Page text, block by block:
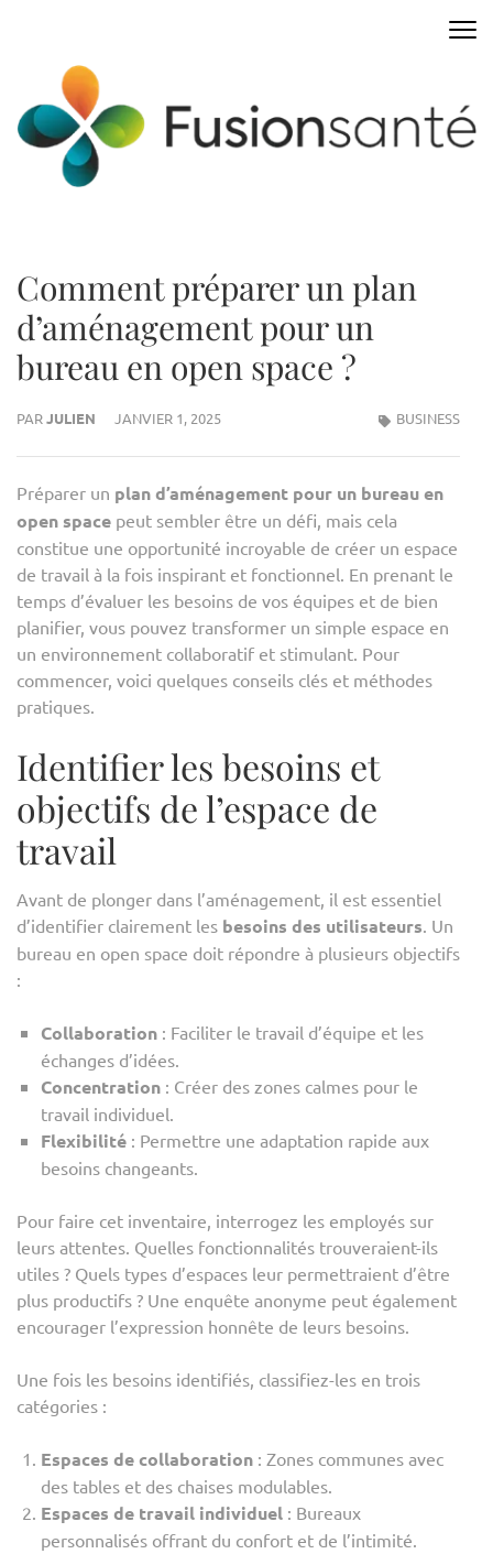
(Pressez
Entrée)
Comment préparer un plan
d’aménagement pour un
bureau en open space ?
PARJULIEN JANVIER 1, 2025 BUSINESS
Préparer un plan d’aménagement pour un bureau en
open space peut sembler être un défi, mais cela
constitue une opportunité incroyable de créer un espace
de travail à la fois inspirant et fonctionnel. En prenant le
temps d’évaluer les besoins de vos équipes et de bien
planifier, vous pouvez transformer un simple espace en
un environnement collaboratif et stimulant. Pour
commencer, voici quelques conseils clés et méthodes
pratiques.
Identifier les besoins et
objectifs de l’espace de
travail
Avant de plonger dans l’aménagement, il est essentiel
d’identifier clairement les besoins des utilisateurs. Un
bureau en open space doit répondre à plusieurs objectifs
:
Collaboration : Faciliter le travail d’équipe et les
échanges d’idées.
Concentration : Créer des zones calmes pour le
travail individuel.
Flexibilité : Permettre une adaptation rapide aux
besoins changeants.
Pour faire cet inventaire, interrogez les employés sur
leurs attentes. Quelles fonctionnalités trouveraient-ils
utiles ? Quels types d’espaces leur permettraient d’être
plus productifs ? Une enquête anonyme peut également
encourager l’expression honnête de leurs besoins.
Une fois les besoins identifiés, classifiez-les en trois
catégories :
Espaces de collaboration : Zones communes avec
des tables et des chaises modulables.
Espaces de travail individuel : Bureaux
personnalisés offrant du confort et de l’intimité.